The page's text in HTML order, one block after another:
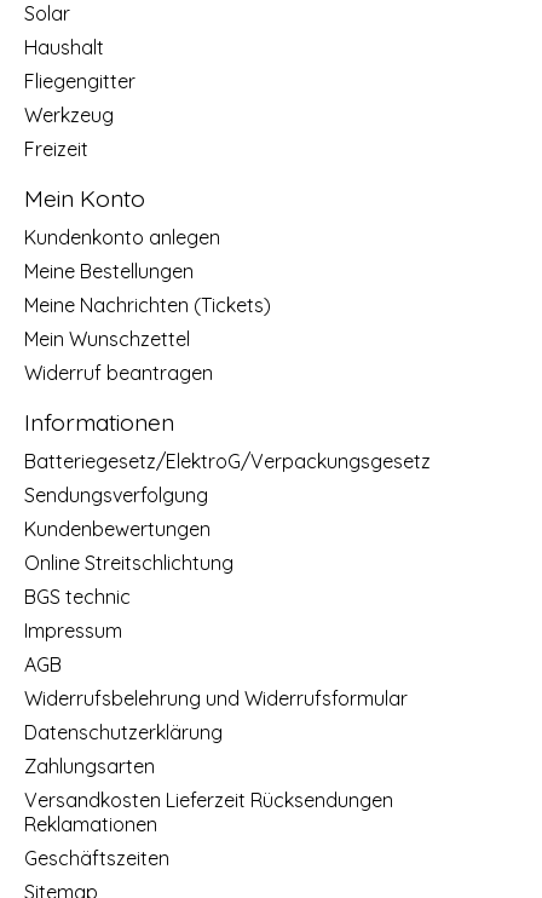
Solar
Haushalt
Fliegengitter
Werkzeug
Freizeit
Mein Konto
Kundenkonto anlegen
Meine Bestellungen
Meine Nachrichten (Tickets)
Mein Wunschzettel
Widerruf beantragen
Informationen
Batteriegesetz/ElektroG/Verpackungsgesetz
Sendungsverfolgung
Kundenbewertungen
Online Streitschlichtung
BGS technic
Impressum
AGB
Widerrufsbelehrung und Widerrufsformular
Datenschutzerklärung
Zahlungsarten
Versandkosten Lieferzeit Rücksendungen
Reklamationen
Geschäftszeiten
Sitemap